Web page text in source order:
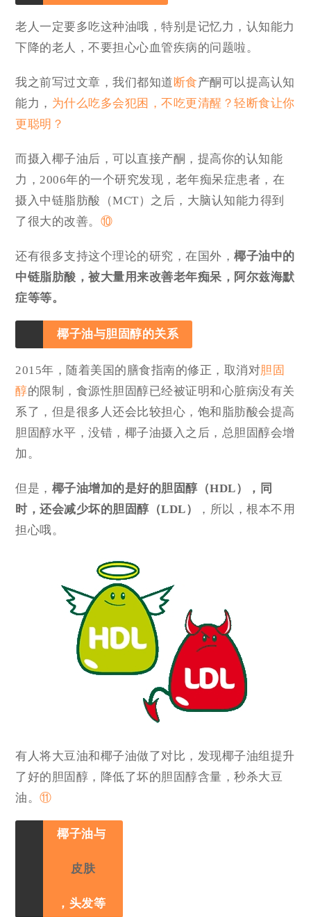
老人一定要多吃这种油哦，特别是记忆力，认知能力
下降的老人，不要担心心血管疾病的问题啦。
我之前写过文章，我们都知道 断食产酮可以提高认知
能力， 为什么吃多会犯困，不吃更清醒？轻断食让你
更聪明？
而摄入椰子油后，可以直接产酮，提高你的认知能
力，2006年的一个研究发现，老年痴呆症患者，在
摄入中链脂肪酸（MCT）之后，大脑认知能力得到
了很大的改善。 ⑩
还有很多支持这个理论的研究，在国外，椰子油中的
中链脂肪酸，被大量用来改善老年痴呆，阿尔兹海默
症等等。
椰子油与胆固醇的关系
2015年，随着美国的膳食指南的修正，取消对胆固
醇的限制，食源性胆固醇已经被证明和心脏病没有关
系了，但是很多人还会比较担心，饱和脂肪酸会提高
胆固醇水平，没错，椰子油摄入之后，总胆固醇会增
加。
但是， 椰子油增加的是好的胆固醇（HDL），同
时，还会减少坏的胆固醇（LDL）
，所以，根本不用
担心哦。
有人将大豆油和椰子油做了对比，发现椰子油组提升
了好的胆固醇，降低了坏的胆固醇含量，秒杀大豆
油。⑪
椰子油与
皮肤
，头发等